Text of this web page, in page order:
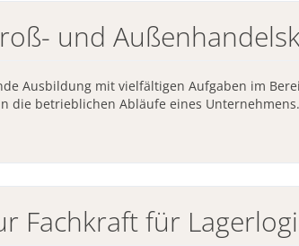
und
Ausbildung mit vielfältigen Aufgaben im
die betrieblichen Abläufe eines
Fachkraft für